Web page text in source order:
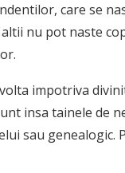
care se
nu pot naste
impotriva
insa tainele de
sau genealogic.